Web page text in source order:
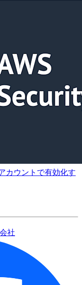
カウントで有効化す
社